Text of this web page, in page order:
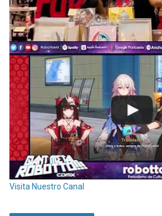
Visita Nuestro Canal